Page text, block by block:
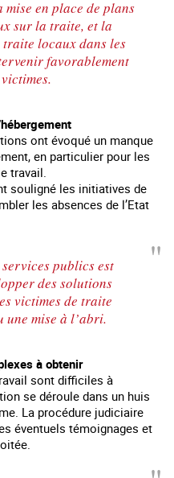
en place de plans
sur la traite, et la
locaux dans les
favorablement
ont évoqué un manque
en particulier pour les
travail.
souligné les initiatives de
les absences de l’Etat
publics est
des solutions
victimes de traite
une mise à l’abri.
à obtenir
sont difficiles à
se déroule dans un huis
La procédure judiciaire
éventuels témoignages et